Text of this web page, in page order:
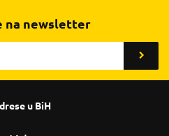
na newsletter
u BiH